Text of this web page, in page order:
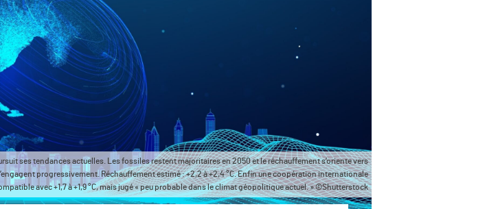
ses tendances actuelles. Les fossiles restent majoritaires en 2050 et le réchauffement s’oriente vers
progressivement. Réchauffement estimé : +2,2 à +2,4 °C. Enfin une coopération internationale
avec +1,7 à +1,9 °C, mais jugé « peu probable dans le climat géopolitique actuel. » ©Shutterstock